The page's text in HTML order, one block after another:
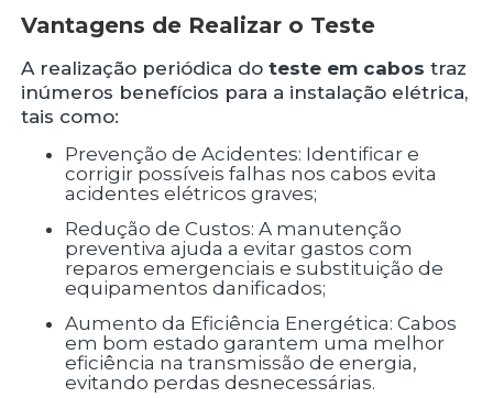
Vantagens de Realizar o Teste
A realização periódica doteste em cabos traz
inúmeros benefícios para a instalação elétrica,
tais como:
Prevenção de Acidentes: Identificar e
corrigir possíveis falhas nos cabos evita
acidentes elétricos graves;
Redução de Custos: A manutenção
preventiva ajuda a evitar gastos com
reparos emergenciais e substituição de
equipamentos danificados;
Aumento da Eficiência Energética: Cabos
em bom estado garantem uma melhor
eficiência na transmissão de energia,
evitando perdas desnecessárias.